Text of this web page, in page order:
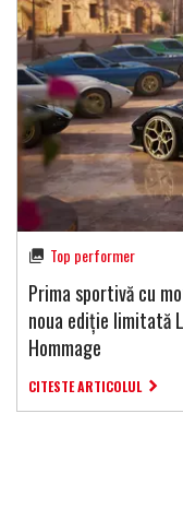
Top performer
Prima sportivă cu
noua ediție limitată
Hommage
CITESTE ARTICOLUL